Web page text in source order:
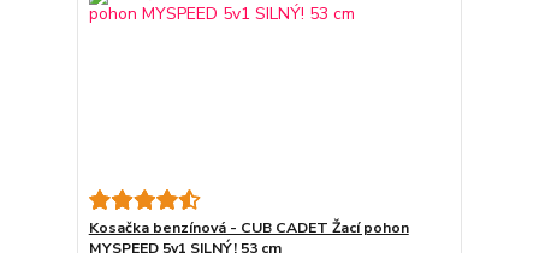
Kosačka benzínová - CUB CADET Žací pohon
MYSPEED 5v1 SILNÝ! 53 cm